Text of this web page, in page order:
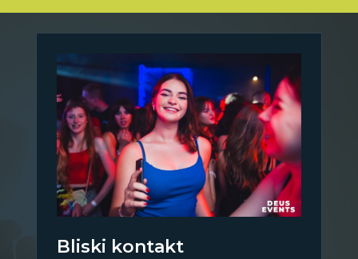
Bliski kontakt